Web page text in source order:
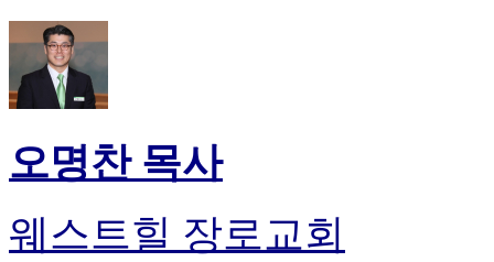
오명찬 목사
웨스트힐 장로교회